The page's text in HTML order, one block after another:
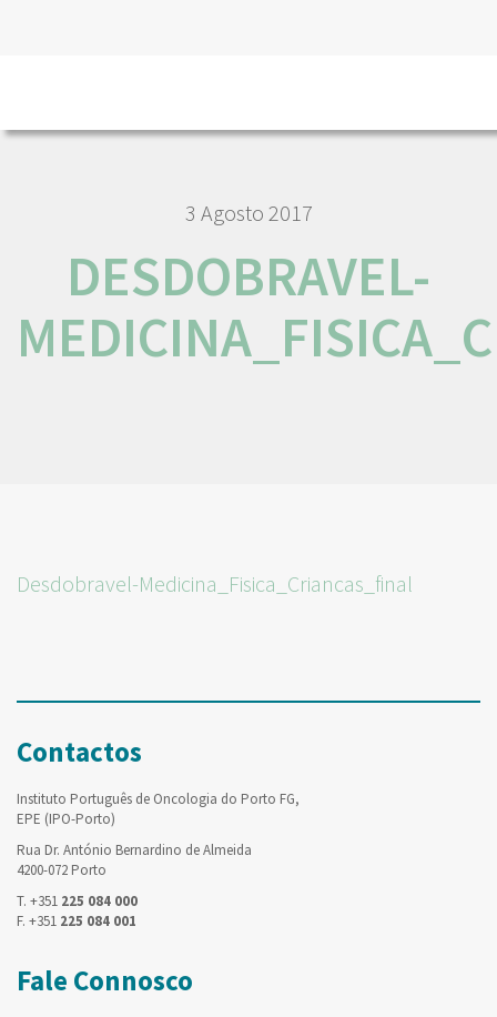
3 Agosto 2017
DESDOBRAVEL-
Desdobravel-Medicina_Fisica_Criancas_final
Contactos
Instituto Português de Oncologia do Porto FG,
EPE (IPO-Porto)
Rua Dr. António Bernardino de Almeida
4200-072 Porto
T. +351 225 084 000
F. +351 225 084 001
Fale Connosco